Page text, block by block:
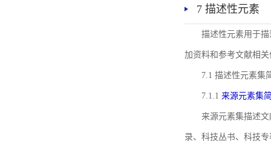
7 描述性元素
描述性元素用于
加资料和参考文献相
7.1 描述性元素集
7.1.1 来源元素集
来源元素集描述
录、科技丛书、科技